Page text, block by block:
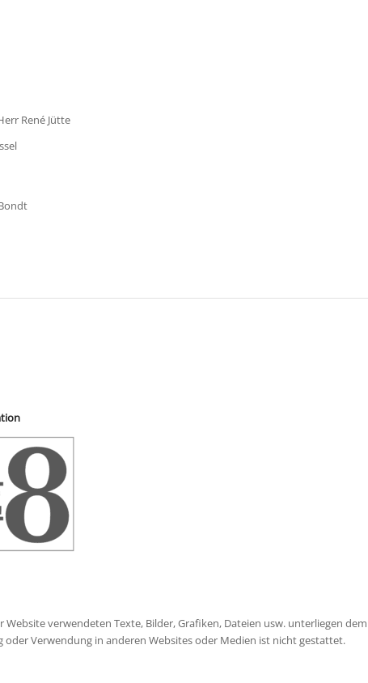
René Jütte
Website verwendeten Texte, Bilder, Grafiken, Dateien usw. unterliegen
oder Verwendung in anderen Websites oder Medien ist nicht gestattet.